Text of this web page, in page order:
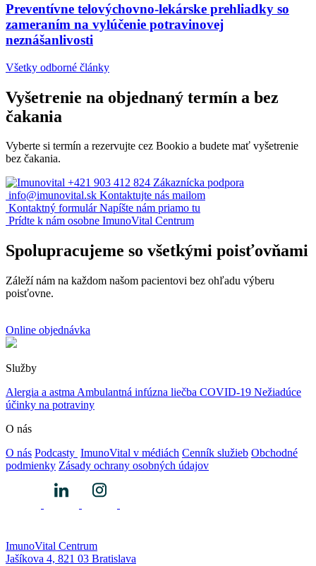
Preventívne telovýchovno-lekárske prehliadky so
zameraním na vylúčenie potravinovej
neznášanlivosti
Všetky odborné články
Vyšetrenie na objednaný termín a bez
čakania
Vyberte si termín a rezervujte cez Bookio a budete mať vyšetrenie
bez čakania.
+421 903 412 824 Zákaznícka podpora
info@imunovital.sk Kontaktujte nás mailom
Kontaktný formulár Napíšte nám priamo tu
Prídte k nám osobne ImunoVital Centrum
Spolupracujeme so všetkými poisťovňami
Záleží nám na každom našom pacientovi bez ohľadu výberu
poisťovne.
Online objednávka
Služby
Alergia a astma Ambulantná infúzna liečba COVID-19 Nežiadúce
účinky na potraviny
O nás
O nás Podcasty ImunoVital v médiách Cenník služieb Obchodné
podmienky Zásady ochrany osobných údajov
ImunoVital Centrum
Jašíkova 4, 821 03 Bratislava